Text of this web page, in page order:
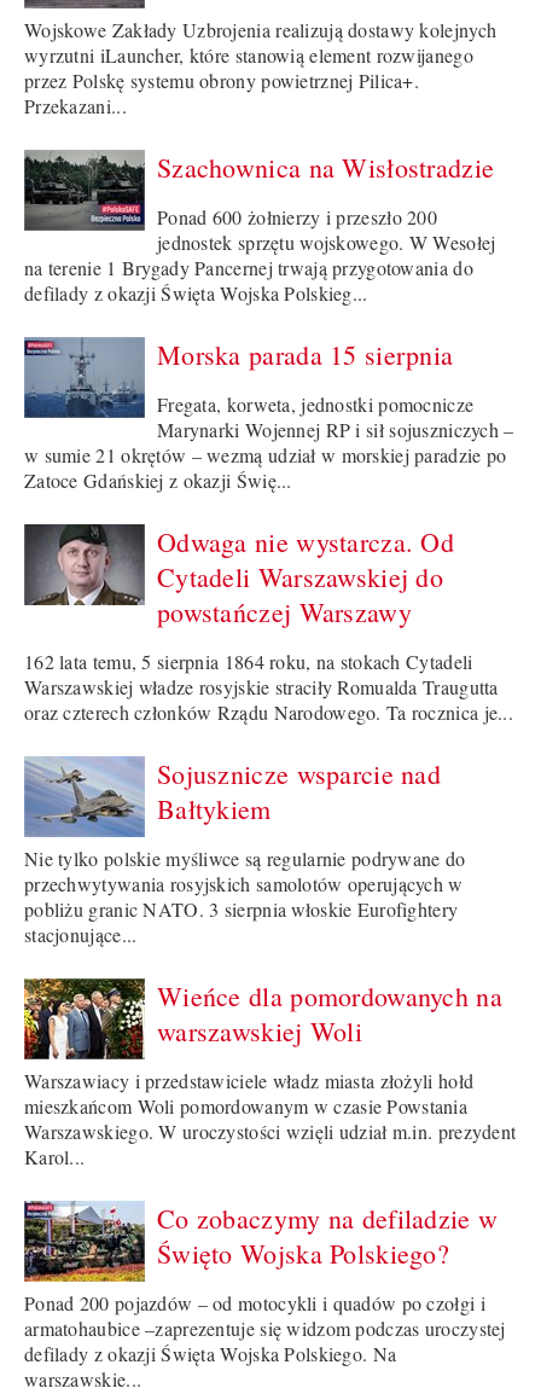
Wojskowe Zakłady Uzbrojenia realizują dostawy kolejnych
wyrzutni iLauncher, które stanowią element rozwijanego
przez Polskę systemu obrony powietrznej Pilica+.
Przekazani...
Szachownica na Wisłostradzie
Ponad 600 żołnierzy i przeszło 200
jednostek sprzętu wojskowego. W Wesołej
na terenie 1 Brygady Pancernej trwają przygotowania do
defilady z okazji Święta Wojska Polskieg...
Morska parada 15 sierpnia
Fregata, korweta, jednostki pomocnicze
Marynarki Wojennej RP i sił sojuszniczych –
w sumie 21 okrętów – wezmą udział w morskiej paradzie po
Zatoce Gdańskiej z okazji Świę...
Odwaga nie wystarcza. Od
Cytadeli Warszawskiej do
powstańczej Warszawy
162 lata temu, 5 sierpnia 1864 roku, na stokach Cytadeli
Warszawskiej władze rosyjskie straciły Romualda Traugutta
oraz czterech członków Rządu Narodowego. Ta rocznica je...
Sojusznicze wsparcie nad
Bałtykiem
Nie tylko polskie myśliwce są regularnie podrywane do
przechwytywania rosyjskich samolotów operujących w
pobliżu granic NATO. 3 sierpnia włoskie Eurofightery
stacjonujące...
Wieńce dla pomordowanych na
warszawskiej Woli
Warszawiacy i przedstawiciele władz miasta złożyli hołd
mieszkańcom Woli pomordowanym w czasie Powstania
Warszawskiego. W uroczystości wzięli udział m.in. prezydent
Karol...
Co zobaczymy na defiladzie w
Święto Wojska Polskiego?
Ponad 200 pojazdów – od motocykli i quadów po czołgi i
armatohaubice –zaprezentuje się widzom podczas uroczystej
defilady z okazji Święta Wojska Polskiego. Na
warszawskie...